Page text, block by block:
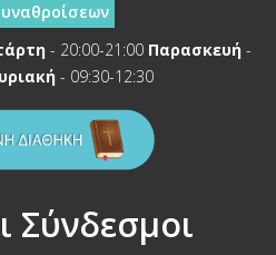
- 20:00-21:00 Παρασκευή -
- 09:30-12:30
Σύνδεσμοι